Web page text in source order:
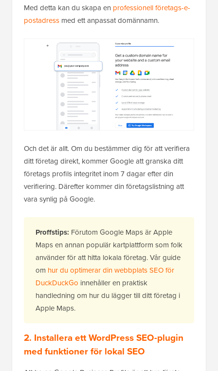
Med detta kan du skapa en professionell företags-e-
postadress med ett anpassat domännamn.
Och det är allt. Om du bestämmer dig för att verifiera
ditt företag direkt, kommer Google att granska ditt
företags profils integritet inom 7 dagar efter din
verifiering. Därefter kommer din företagslistning att
vara synlig på Google.
Proffstips: Förutom Google Maps är Apple
Maps en annan populär kartplattform som folk
använder för att hitta lokala företag. Vår guide
om hur du optimerar din webbplats SEO för
DuckDuckGo innehåller en praktisk
handledning om hur du lägger till ditt företag i
Apple Maps.
2. Installera ett WordPress SEO-plugin
med funktioner för lokal SEO